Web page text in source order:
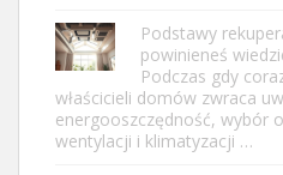
Podstawy
powinieneś
Podczas gdy
właścicieli domów zwraca
energooszczędność, wybór
wentylacji i klimatyzacji …